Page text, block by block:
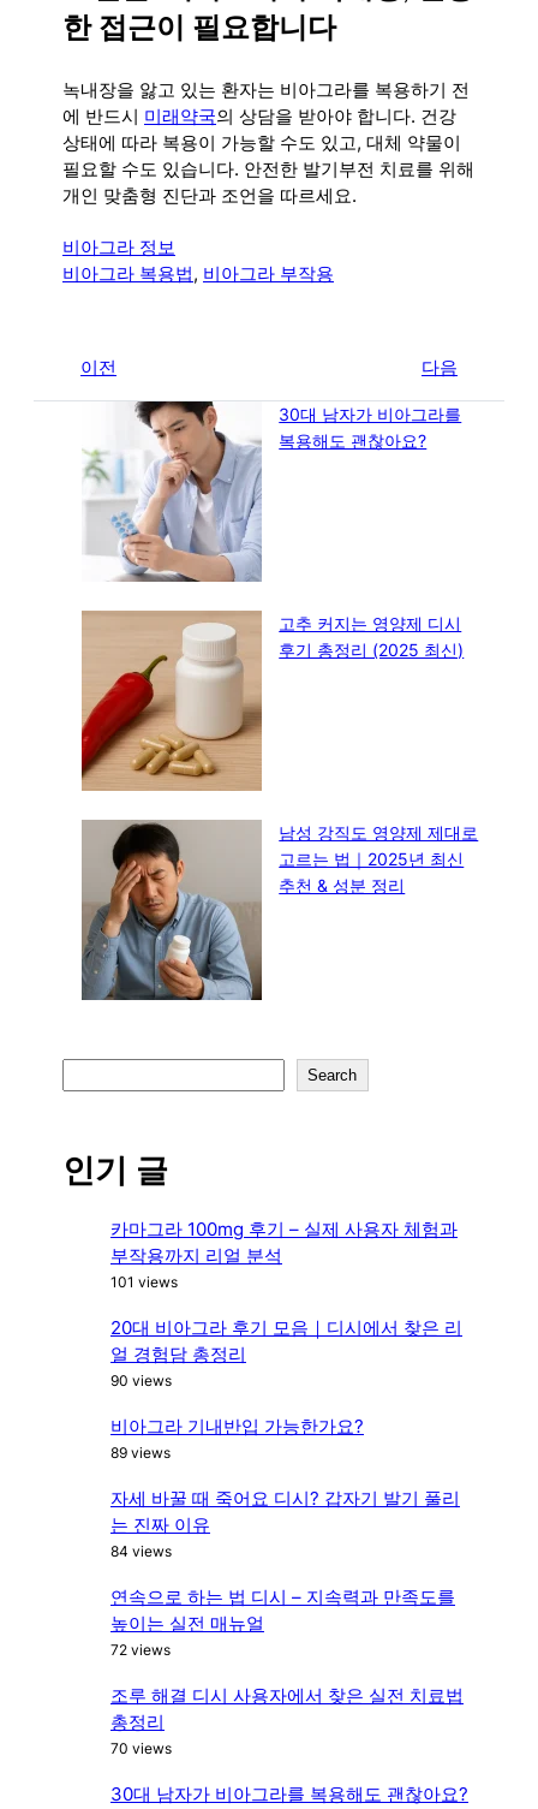
한 접근이 필요합니다
녹내장을 앓고 있는 환자는 비아그라를 복용하기 전
에 반드시 미래약국의 상담을 받아야 합니다. 건강
상태에 따라 복용이 가능할 수도 있고, 대체 약물이
필요할 수도 있습니다. 안전한 발기부전 치료를 위해
개인 맞춤형 진단과 조언을 따르세요.
비아그라 정보
비아그라 복용법, 비아그라 부작용
이전 다음
30대 남자가 비아그라를
복용해도 괜찮아요?
고추 커지는 영양제 디시
후기 총정리 (2025 최신)
남성 강직도 영양제 제대로
고르는 법｜2025년 최신
추천 & 성분 정리
e
c
Search
인기 글
카마그라 100mg 후기 – 실제 사용자 체험과
부작용까지 리얼 분석
101 views
20대 비아그라 후기 모음｜디시에서 찾은 리
얼 경험담 총정리
90 views
비아그라 기내반입 가능한가요?
89 views
자세 바꿀 때 죽어요 디시? 갑자기 발기 풀리
는 진짜 이유
84 views
연속으로 하는 법 디시 – 지속력과 만족도를
높이는 실전 매뉴얼
72 views
조루 해결 디시 사용자에서 찾은 실전 치료법
총정리
70 views
30대 남자가 비아그라를 복용해도 괜찮아요?